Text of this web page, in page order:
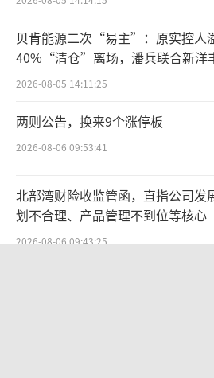
子，高中低档次都能覆盖
了。”上述工作人员表示，
解决了单体店‘拿不到货
家的畅销保护品种，我们
在公司直接和厂家签终端
间拿到货，就像之前断货
司库房有货就能及时补
了。”
贝肯能源二次“易主”：原实控人
40%“清仓”离场，潘兵联合新洋
宏科百世拟入主
2026-08-05 14:11:25
两则公告，换来9个涨停板
2026-08-06 09:53:41
北部湾财险收监管函，直指公司发
划不合理、产品管理不到位等核
点”
2026-08-06 09:43:25